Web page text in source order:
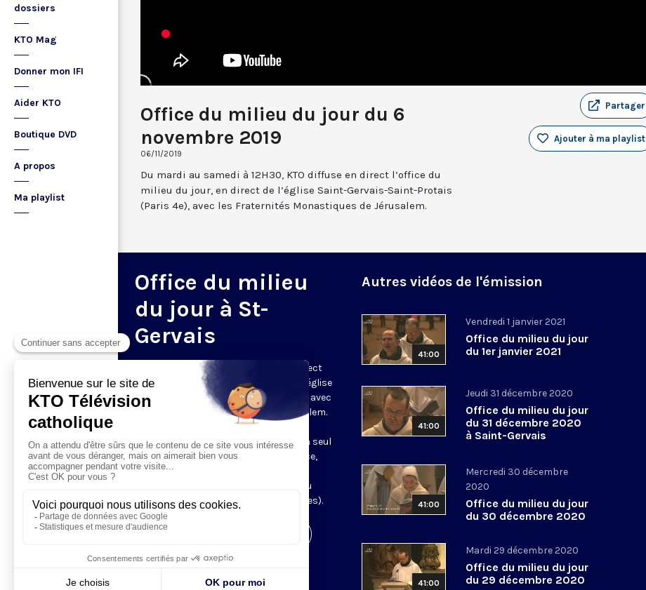
dossiers
KTO Mag
Donner mon IFI
Aider KTO
Boutique DVD
A propos
Ma playlist
Office du milieu du jour du 6
novembre 2019
06/11/2019
Partager
Ajouter à ma playlist
Du mardi au samedi à 12H30, KTO diffuse en direct l’office du
milieu du jour, en direct de l’église Saint-Gervais-Saint-Protais
(Paris 4e), avec les Fraternités Monastiques de Jérusalem.
Office du milieu
du jour à St-
Gervais
Du mardi au samedi, KTO diffuse en direct
l’office du milieu du jour, en direct de l’église
Saint-Gervais-Saint-Protais (Paris 4e), avec
les Fraternités Monastiques de Jérusalem.
L’Office du Milieu du Jour regroupe, en
particulier, «au milieu du jour» et en un seul
office, les heures monastiques de Tierce,
Sexte et None. Il permet à l’Église de
retrouver son Seigneur entre l’office du
matin (Laudes) et l’office du soir (Vêpres).
Autres vidéos de l'émission
41:00
Vendredi 1 janvier 2021
Office du milieu du jour
du 1er janvier 2021
41:00
Jeudi 31 décembre 2020
Office du milieu du jour
du 31 décembre 2020
à Saint-Gervais
41:00
Mercredi 30 décembre
2020
Office du milieu du jour
du 30 décembre 2020
41:00
Mardi 29 décembre 2020
Office du milieu du jour
du 29 décembre 2020